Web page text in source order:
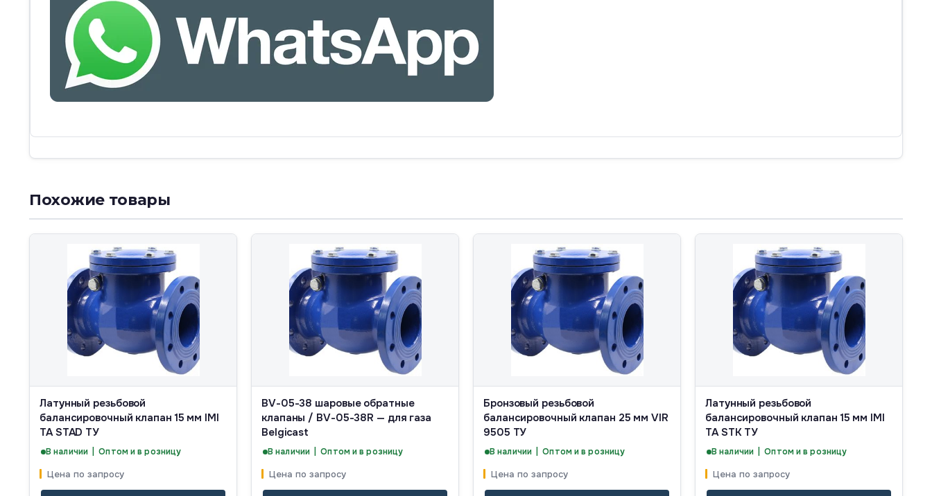
Похожие товары
Латунный резьбовой
балансировочный клапан 15 мм IMI
TA STAD ТУ
В наличии | Оптом и в розницу
Цена по запросу
BV-05-38 шаровые обратные
клапаны / BV-05-38R — для газа
Belgicast
В наличии | Оптом и в розницу
Цена по запросу
Бронзовый резьбовой
балансировочный клапан 25 мм VIR
9505 ТУ
В наличии | Оптом и в розницу
Цена по запросу
Латунный резьбовой
балансировочный клапан 15 мм IMI
TA STK ТУ
В наличии | Оптом и в розницу
Цена по запросу